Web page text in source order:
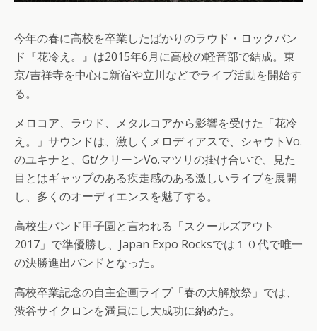
今年の春に高校を卒業したばかりのラウド・ロックバン
ド『花冷え。』は2015年6月に高校の軽音部で結成。東
京/吉祥寺を中心に新宿や立川などでライブ活動を開始す
る。
メロコア、ラウド、メタルコアから影響を受けた「花冷
え。」サウンドは、激しくメロディアスで、シャウトVo.
のユキナと、Gt/クリーンVo.マツリの掛け合いで、見た
目とはギャップのある疾走感のある激しいライブを展開
し、多くのオーディエンスを魅了する。
高校生バンド甲子園と言われる「スクールズアウト
2017」で準優勝し、Japan Expo Rocksでは１０代で唯一
の決勝進出バンドとなった。
高校卒業記念の自主企画ライブ「春の大解放祭」では、
渋谷サイクロンを満員にし大成功に納めた。